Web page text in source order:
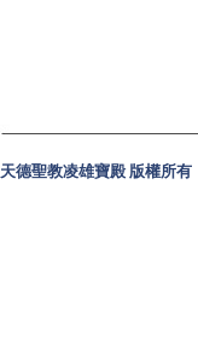
天德聖教凌雄寶殿 版權所有